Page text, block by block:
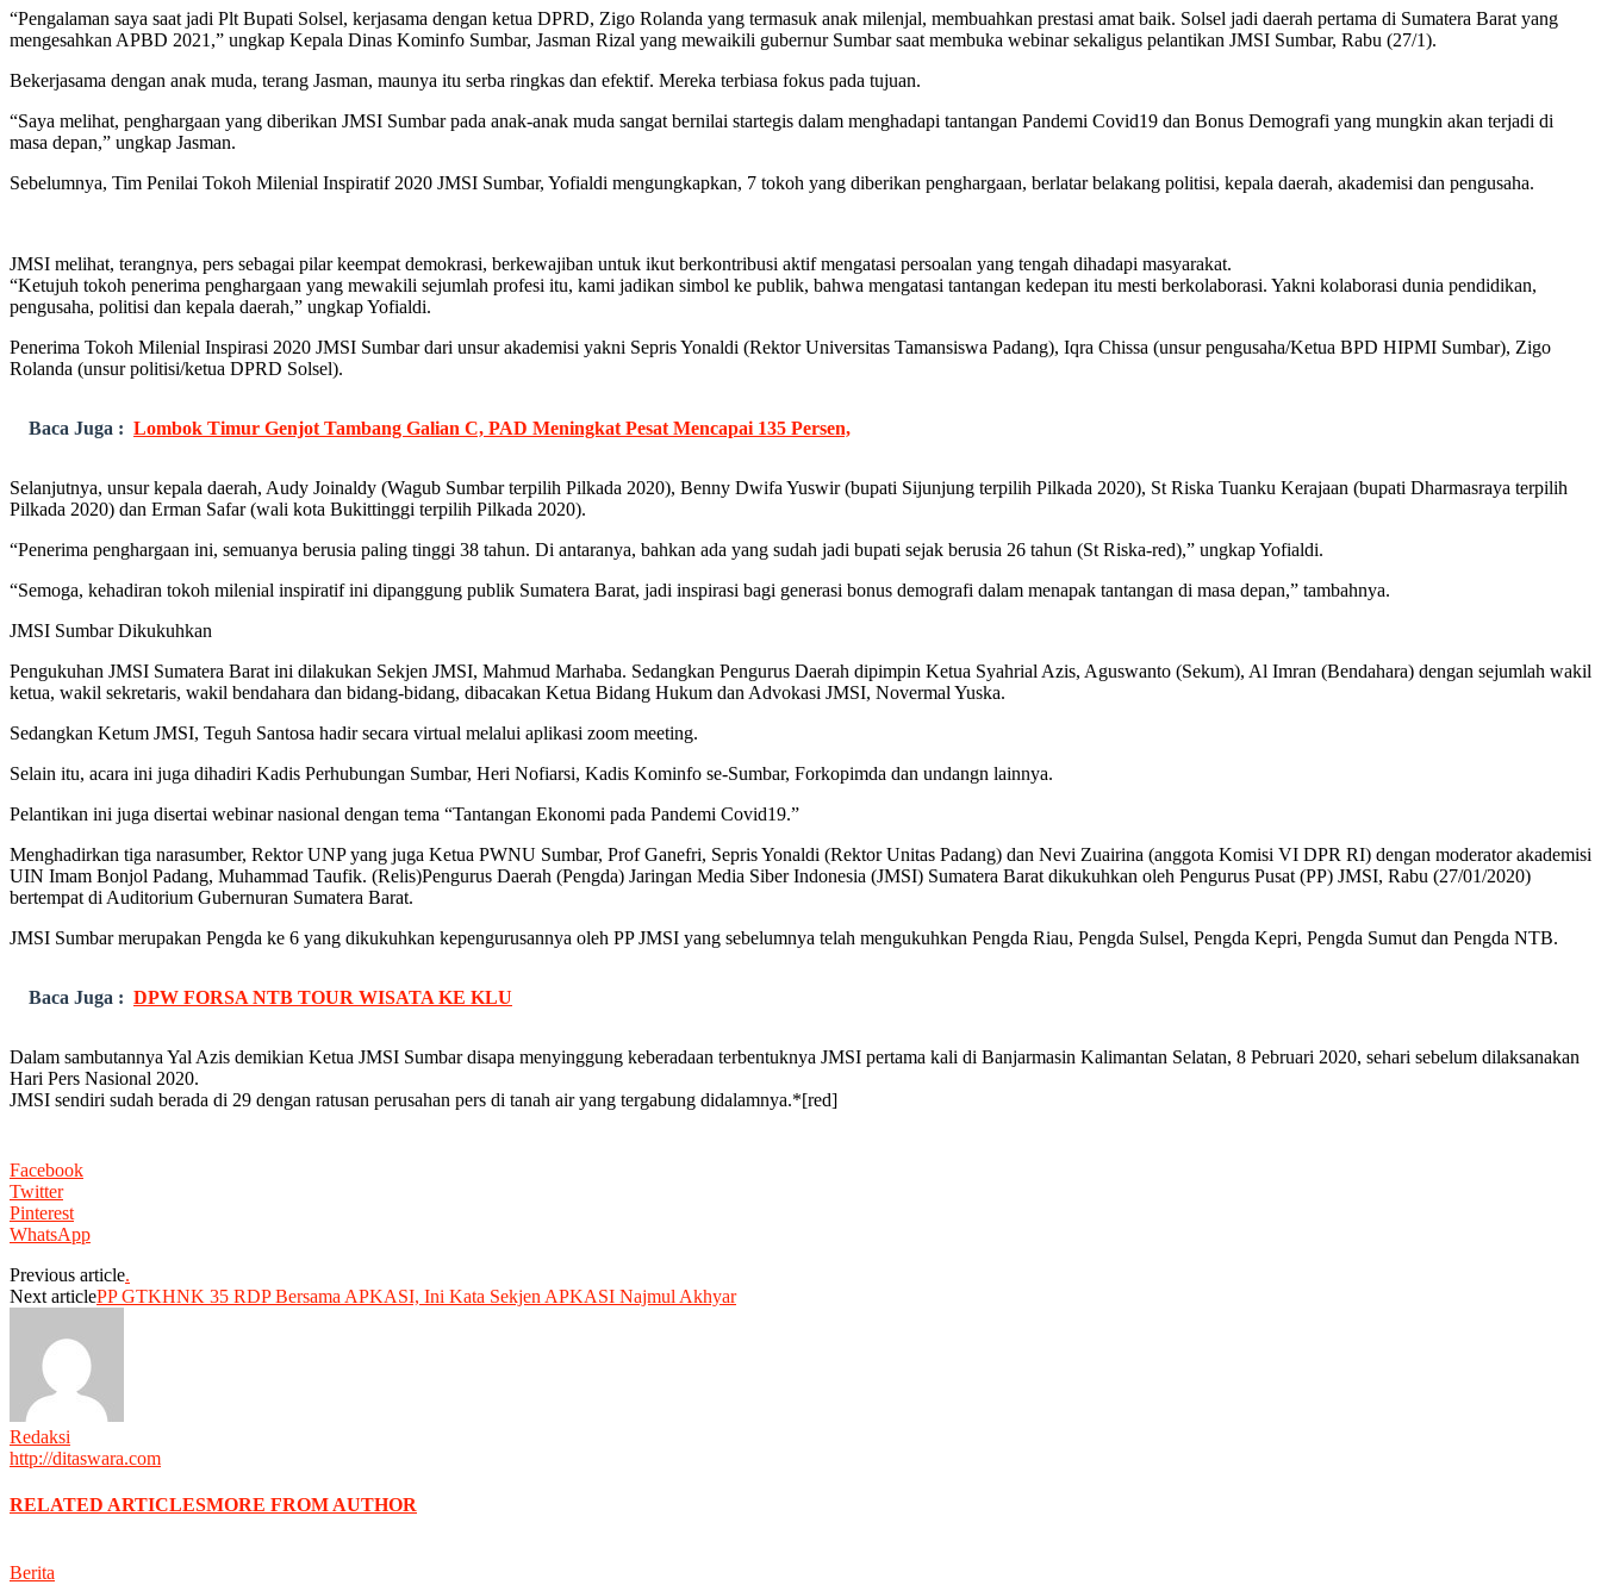
“Pengalaman saya saat jadi Plt Bupati Solsel, kerjasama dengan ketua DPRD, Zigo Rolanda yang termasuk anak milenjal, membuahkan prestasi amat baik. Solsel jadi daerah pertama di Sumatera Barat yang
mengesahkan APBD 2021,” ungkap Kepala Dinas Kominfo Sumbar, Jasman Rizal yang mewaikili gubernur Sumbar saat membuka webinar sekaligus pelantikan JMSI Sumbar, Rabu (27/1).
Bekerjasama dengan anak muda, terang Jasman, maunya itu serba ringkas dan efektif. Mereka terbiasa fokus pada tujuan.
“Saya melihat, penghargaan yang diberikan JMSI Sumbar pada anak-anak muda sangat bernilai startegis dalam menghadapi tantangan Pandemi Covid19 dan Bonus Demografi yang mungkin akan terjadi di
masa depan,” ungkap Jasman.
Sebelumnya, Tim Penilai Tokoh Milenial Inspiratif 2020 JMSI Sumbar, Yofialdi mengungkapkan, 7 tokoh yang diberikan penghargaan, berlatar belakang politisi, kepala daerah, akademisi dan pengusaha.
JMSI melihat, terangnya, pers sebagai pilar keempat demokrasi, berkewajiban untuk ikut berkontribusi aktif mengatasi persoalan yang tengah dihadapi masyarakat.
“Ketujuh tokoh penerima penghargaan yang mewakili sejumlah profesi itu, kami jadikan simbol ke publik, bahwa mengatasi tantangan kedepan itu mesti berkolaborasi. Yakni kolaborasi dunia pendidikan,
pengusaha, politisi dan kepala daerah,” ungkap Yofialdi.
Penerima Tokoh Milenial Inspirasi 2020 JMSI Sumbar dari unsur akademisi yakni Sepris Yonaldi (Rektor Universitas Tamansiswa Padang), Iqra Chissa (unsur pengusaha/Ketua BPD HIPMI Sumbar), Zigo
Rolanda (unsur politisi/ketua DPRD Solsel).
Baca Juga : Lombok Timur Genjot Tambang Galian C, PAD Meningkat Pesat Mencapai 135 Persen,
Selanjutnya, unsur kepala daerah, Audy Joinaldy (Wagub Sumbar terpilih Pilkada 2020), Benny Dwifa Yuswir (bupati Sijunjung terpilih Pilkada 2020), St Riska Tuanku Kerajaan (bupati Dharmasraya terpilih
Pilkada 2020) dan Erman Safar (wali kota Bukittinggi terpilih Pilkada 2020).
“Penerima penghargaan ini, semuanya berusia paling tinggi 38 tahun. Di antaranya, bahkan ada yang sudah jadi bupati sejak berusia 26 tahun (St Riska-red),” ungkap Yofialdi.
“Semoga, kehadiran tokoh milenial inspiratif ini dipanggung publik Sumatera Barat, jadi inspirasi bagi generasi bonus demografi dalam menapak tantangan di masa depan,” tambahnya.
JMSI Sumbar Dikukuhkan
Pengukuhan JMSI Sumatera Barat ini dilakukan Sekjen JMSI, Mahmud Marhaba. Sedangkan Pengurus Daerah dipimpin Ketua Syahrial Azis, Aguswanto (Sekum), Al Imran (Bendahara) dengan sejumlah wakil
ketua, wakil sekretaris, wakil bendahara dan bidang-bidang, dibacakan Ketua Bidang Hukum dan Advokasi JMSI, Novermal Yuska.
Sedangkan Ketum JMSI, Teguh Santosa hadir secara virtual melalui aplikasi zoom meeting.
Selain itu, acara ini juga dihadiri Kadis Perhubungan Sumbar, Heri Nofiarsi, Kadis Kominfo se-Sumbar, Forkopimda dan undangn lainnya.
Pelantikan ini juga disertai webinar nasional dengan tema “Tantangan Ekonomi pada Pandemi Covid19.”
Menghadirkan tiga narasumber, Rektor UNP yang juga Ketua PWNU Sumbar, Prof Ganefri, Sepris Yonaldi (Rektor Unitas Padang) dan Nevi Zuairina (anggota Komisi VI DPR RI) dengan moderator akademisi
UIN Imam Bonjol Padang, Muhammad Taufik. (Relis)Pengurus Daerah (Pengda) Jaringan Media Siber Indonesia (JMSI) Sumatera Barat dikukuhkan oleh Pengurus Pusat (PP) JMSI, Rabu (27/01/2020)
bertempat di Auditorium Gubernuran Sumatera Barat.
JMSI Sumbar merupakan Pengda ke 6 yang dikukuhkan kepengurusannya oleh PP JMSI yang sebelumnya telah mengukuhkan Pengda Riau, Pengda Sulsel, Pengda Kepri, Pengda Sumut dan Pengda NTB.
Baca Juga : DPW FORSA NTB TOUR WISATA KE KLU
Dalam sambutannya Yal Azis demikian Ketua JMSI Sumbar disapa menyinggung keberadaan terbentuknya JMSI pertama kali di Banjarmasin Kalimantan Selatan, 8 Pebruari 2020, sehari sebelum dilaksanakan
Hari Pers Nasional 2020.
JMSI sendiri sudah berada di 29 dengan ratusan perusahan pers di tanah air yang tergabung didalamnya.*[red]
Facebook
Twitter
Pinterest
WhatsApp
Previous article.
Next articlePP GTKHNK 35 RDP Bersama APKASI, Ini Kata Sekjen APKASI Najmul Akhyar
Redaksi
http://ditaswara.com
RELATED ARTICLESMORE FROM AUTHOR
Berita